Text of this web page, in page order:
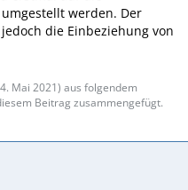
außerhalb der EU
als in Ihrem aktuellen Tarif
und damit im aktuellen
Ihr o2 Team
von O2 beschrieben,
werden. Der
die Einbeziehung von
Mai 2021) aus folgendem
Beitrag zusammengefügt.